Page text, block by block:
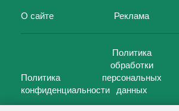
О сайте Реклама
Политика
конфиденциальности
Политика
обработки
персональных
данных